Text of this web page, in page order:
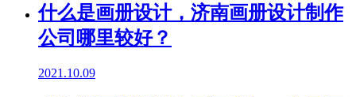
什么是画册设计，济南画册设计制作
公司哪里较好？
2021.10.09